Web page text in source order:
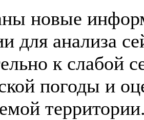
новые
для анализа
к слабой
погоды и